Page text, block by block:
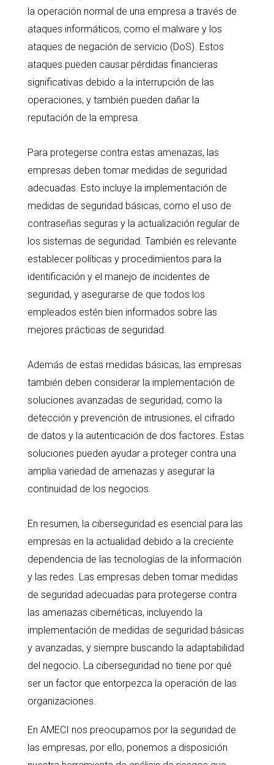
la operación normal de una empresa a través de
ataques informáticos, como el malware y los
ataques de negación de servicio (DoS). Estos
ataques pueden causar pérdidas financieras
significativas debido a la interrupción de las
operaciones, y también pueden dañar la
reputación de la empresa.
Para protegerse contra estas amenazas, las
empresas deben tomar medidas de seguridad
adecuadas. Esto incluye la implementación de
medidas de seguridad básicas, como el uso de
contraseñas seguras y la actualización regular de
los sistemas de seguridad. También es relevante
establecer políticas y procedimientos para la
identificación y el manejo de incidentes de
seguridad, y asegurarse de que todos los
empleados estén bien informados sobre las
mejores prácticas de seguridad.
Además de estas medidas básicas, las empresas
también deben considerar la implementación de
soluciones avanzadas de seguridad, como la
detección y prevención de intrusiones, el cifrado
de datos y la autenticación de dos factores. Estas
soluciones pueden ayudar a proteger contra una
amplia variedad de amenazas y asegurar la
continuidad de los negocios.
En resumen, la ciberseguridad es esencial para las
empresas en la actualidad debido a la creciente
dependencia de las tecnologías de la información
y las redes. Las empresas deben tomar medidas
de seguridad adecuadas para protegerse contra
las amenazas cibernéticas, incluyendo la
implementación de medidas de seguridad básicas
y avanzadas, y siempre buscando la adaptabilidad
del negocio. La ciberseguridad no tiene por qué
ser un factor que entorpezca la operación de las
organizaciones.
En AMECI nos preocupamos por la seguridad de
las empresas, por ello, ponemos a disposición